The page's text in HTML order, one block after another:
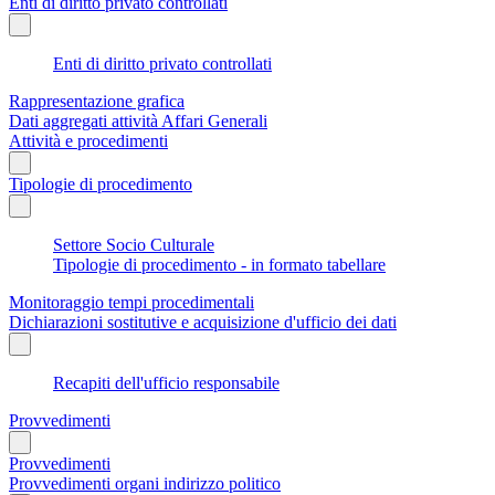
Enti di diritto privato controllati
Rappresentazione grafica
Dati aggregati attività Affari Generali
Attività e procedimenti
Tipologie di procedimento
Settore Socio Culturale
Tipologie di procedimento - in formato tabellare
Monitoraggio tempi procedimentali
Dichiarazioni sostitutive e acquisizione d'ufficio dei dati
Recapiti dell'ufficio responsabile
Provvedimenti
Provvedimenti
Provvedimenti organi indirizzo politico